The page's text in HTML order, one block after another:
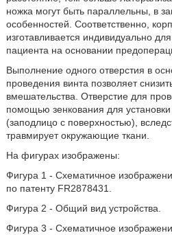
ножка могут быть параллельны, в
особенностей. Соответственно,
изготавливается индивидуально
пациента на основании
Выполнение одного отверстия в
проведения винта позволяет
вмешательства. Отверстие для
помощью зенкования для установки
(заподлицо с поверхностью),
травмирует окружающие ткани.
На фигурах изображены:
Фигура 1 - Схематичное
по патенту FR2878431.
Фигура 2 - Общий вид устройства.
Фигура 3 - Схематичное